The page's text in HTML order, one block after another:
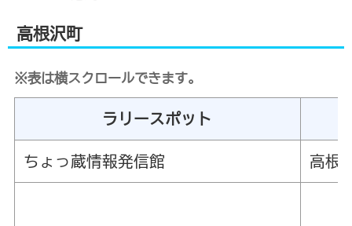
高根沢町
※表は横スクロールできます。
ラリースポット
ちょっ蔵情報発信館 高根